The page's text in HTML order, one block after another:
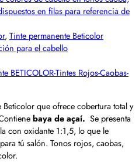
, Tinte permanente Beticolor
para el cabello
BETICOLOR-Tintes Rojos-Caobas-
Beticolor que ofrece cobertura total y
baya de açaí. Se presenta
con oxidante 1:1,5, lo que le
tú salón. Tonos rojos, caobas,